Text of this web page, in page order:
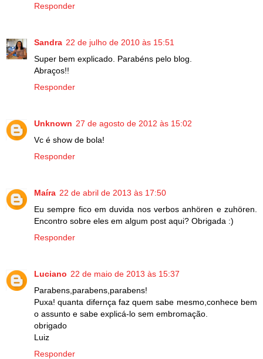
Responder
Sandra 22 de julho de 2010 às 15:51
Super bem explicado. Parabéns pelo blog.
Abraços!!
Responder
Unknown 27 de agosto de 2012 às 15:02
Vc é show de bola!
Responder
Maíra 22 de abril de 2013 às 17:50
Eu sempre fico em duvida nos verbos anhören e zuhören.
Encontro sobre eles em algum post aqui? Obrigada :)
Responder
Luciano 22 de maio de 2013 às 15:37
Parabens,parabens,parabens!
Puxa! quanta difernça faz quem sabe mesmo,conhece bem
o assunto e sabe explicá-lo sem embromação.
obrigado
Luiz
Responder